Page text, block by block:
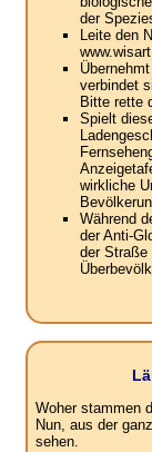
der
Leite den
verbindet
Bitte rette
Spielt
wirkliche
Während
der Anti-
der Straße
Woher stammen
Nun, aus der
sehen.